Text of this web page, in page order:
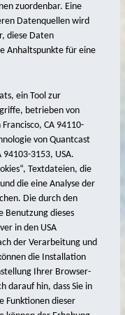
Folgen
zuordenbar. Eine
Datenquellen wird
diese Daten
Anhaltspunkte für eine
ein Tool zur
betrieben von
CA 94110-
von Quantcast
94103-3153, USA.
Textdateien, die
die eine Analyse der
Die durch den
Benutzung dieses
in den USA
der Verarbeitung und
die Installation
Ihrer Browser-
darauf hin, dass Sie in
Funktionen dieser